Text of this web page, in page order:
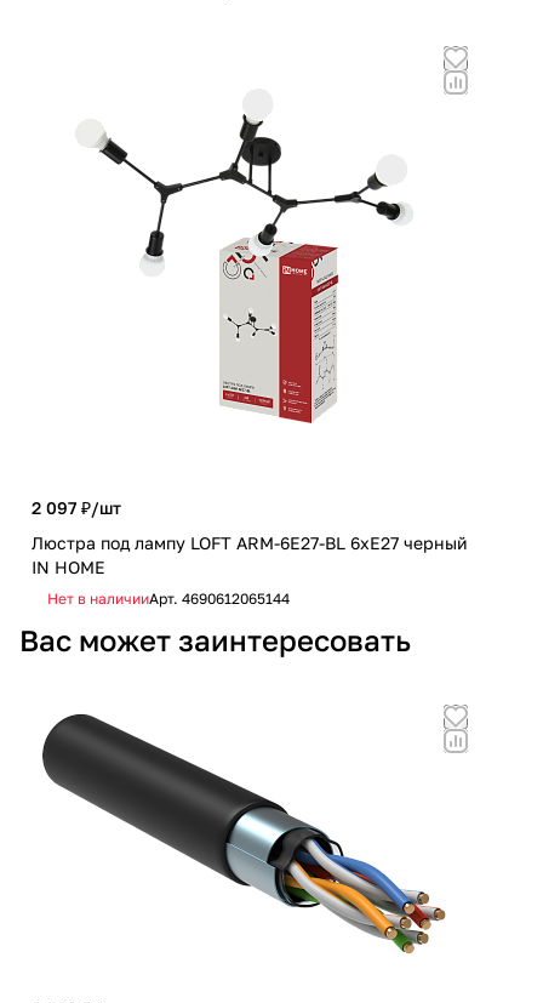
2 097 ₽/шт
Люстра под лампу LOFT ARM-6E27-BL 6хЕ27 черный
IN HOME
Нет в наличииАрт. 4690612065144
Вас может заинтересовать